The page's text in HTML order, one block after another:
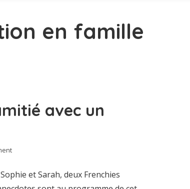
en famille
avec un
et Sarah, deux Frenchies